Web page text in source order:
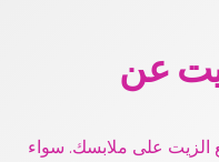
عن
الزيت على ملابسك. سواء